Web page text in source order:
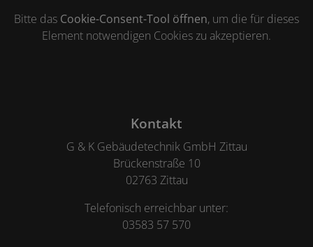
Bitte das Cookie-Consent-Tool öffnen, um die für dieses
Element notwendigen Cookies zu akzeptieren.
Footer - Kontaktdaten und Öffnungszeiten
Kontakt
G & K Gebäudetechnik GmbH Zittau
Brückenstraße 10
02763 Zittau
Telefonisch erreichbar unter:
03583 57 570